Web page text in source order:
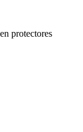
protectores